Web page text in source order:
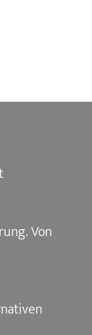
Von